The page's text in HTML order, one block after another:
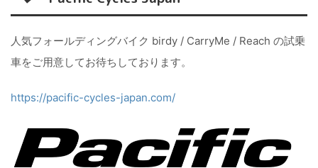
人気フォールディングバイク birdy / CarryMe / Reach の試乗
車をご用意してお待ちしております。
https://pacific-cycles-japan.com/